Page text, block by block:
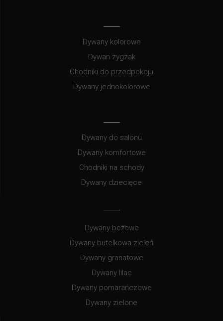
Dywany kolorowe
Dywan zygzak
Chodniki do przedpokoju
Dywany jednokolorowe
Dywany do salonu
Dywany komfortowe
Chodniki na schody
Dywany dziecięce
Dywany beżowe
Dywany butelkowa zieleń
Dywany granatowe
Dywany lilac
Dywany pomarańczowe
Dywany zielone